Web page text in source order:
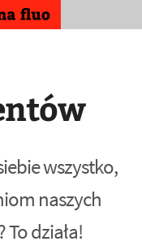
wszystko,
naszych
To działa!